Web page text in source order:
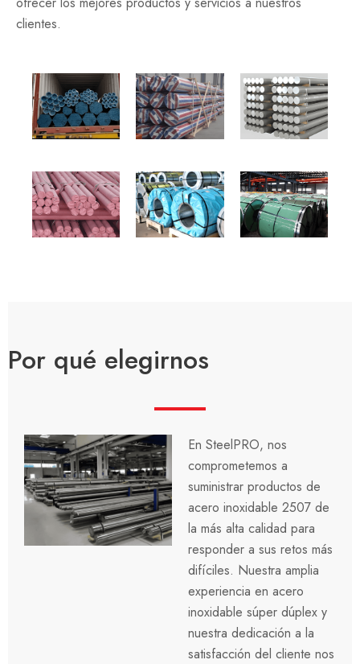
clientes.
Por qué elegirnos
En SteelPRO, nos
comprometemos a
suministrar productos de
acero inoxidable 2507 de
la más alta calidad para
responder a sus retos más
difíciles. Nuestra amplia
experiencia en acero
inoxidable súper dúplex y
nuestra dedicación a la
satisfacción del cliente nos